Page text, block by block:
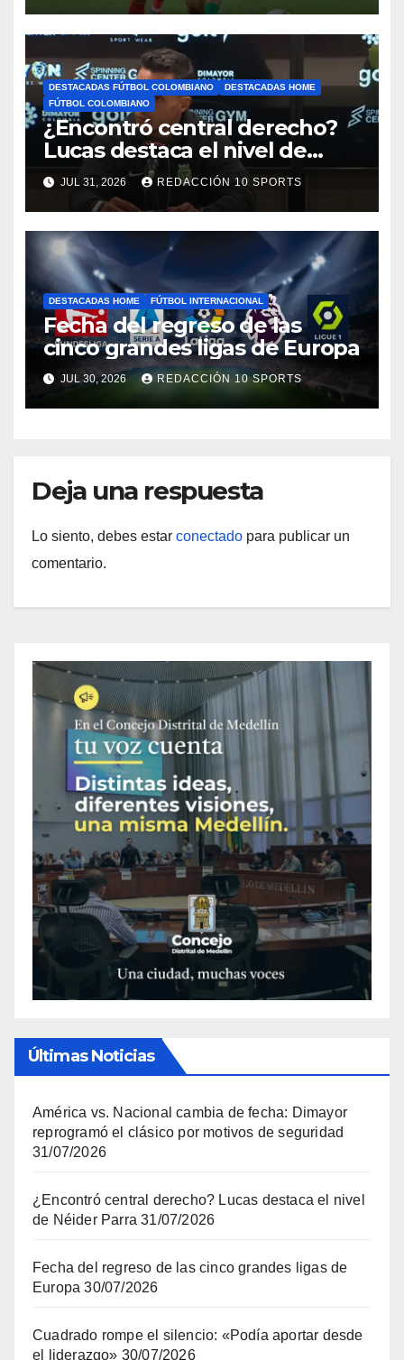
DESTACADAS FÚTBOL COLOMBIANO
DESTACADAS HOME
FÚTBOL COLOMBIANO
¿Encontró central derecho?
Lucas destaca el nivel de
Néider Parra
JUL 31, 2026 REDACCIÓN 10 SPORTS
DESTACADAS HOME FÚTBOL INTERNACIONAL
Fecha del regreso de las
cinco grandes ligas de Europa
JUL 30, 2026 REDACCIÓN 10 SPORTS
Deja una respuesta
Lo siento, debes estar conectado para publicar un
comentario.
Últimas Noticias
América vs. Nacional cambia de fecha: Dimayor
reprogramó el clásico por motivos de seguridad
31/07/2026
¿Encontró central derecho? Lucas destaca el nivel
de Néider Parra 31/07/2026
Fecha del regreso de las cinco grandes ligas de
Europa 30/07/2026
Cuadrado rompe el silencio: «Podía aportar desde
el liderazgo» 30/07/2026